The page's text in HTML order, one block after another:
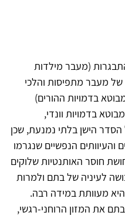
(מעבר מילדות
מעבר מתפיסות והלכי
בדמויות ההורים)
בדמויות וונדי,
הסדר הישן בלתי נמנעת, שכן
הנפשיים שנגרמו
חוסר האותנטיות שלוקים
לעיניה של בתם ולמרות
מעוותת במידה רבה.
את המזון הרוחני-רגשי,